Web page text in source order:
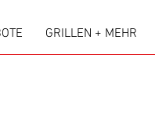
GRILLEN + MEHR